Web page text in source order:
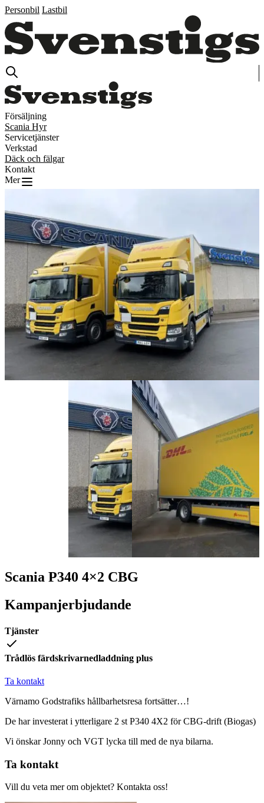
Personbil Lastbil
Försäljning
Scania Hyr
Servicetjänster
Verkstad
Däck och fälgar
Kontakt
Mer
Scania P340 4×2 CBG
Kampanjerbjudande
Tjänster
Trådlös färdskrivarnedladdning plus
Ta kontakt
Värnamo Godstrafiks hållbarhetsresa fortsätter…!
De har investerat i ytterligare 2 st P340 4X2 för CBG-drift (Biogas)
Vi önskar Jonny och VGT lycka till med de nya bilarna.
Ta kontakt
Vill du veta mer om objektet? Kontakta oss!